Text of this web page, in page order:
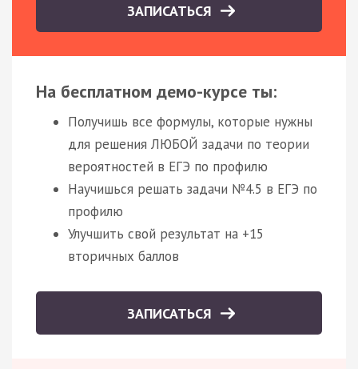
ЗАПИСАТЬСЯ
На бесплатном демо-курсе ты:
Получишь все формулы, которые нужны
для решения ЛЮБОЙ задачи по теории
вероятностей в ЕГЭ по профилю
Научишься решать задачи №4.5 в ЕГЭ по
профилю
Улучшить свой результат на +15
вторичных баллов
ЗАПИСАТЬСЯ